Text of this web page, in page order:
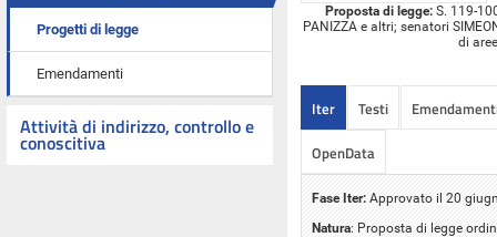
Progetti di legge
Emendamenti
Attività di indirizzo, controllo e
conoscitiva
Proposta di legge:S. 119-
PANIZZA e altri; senatori
di
Iter Testi
OpenData
Fase Iter: Approvato il 20
Natura: Proposta di legge